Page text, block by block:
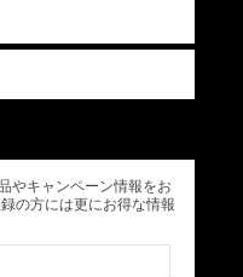
やキャンペーン情報をお
の方には更にお得な情報